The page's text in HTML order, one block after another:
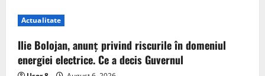
Actualitate
Ilie Bolojan, anunț privind riscurile în domeniul
energiei electrice. Ce a decis Guvernul